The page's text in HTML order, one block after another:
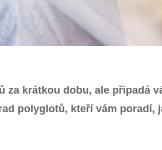
krátkou dobu, ale připadá
polyglotů, kteří vám poradí,